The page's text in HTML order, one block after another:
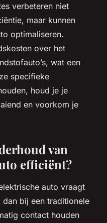
verbeteren niet
maar kunnen
optimaliseren.
over het
wat een
specifieke
houd je je
en voorkom je
van
efficiënt?
auto vraagt
dan bij een traditionele
contact houden